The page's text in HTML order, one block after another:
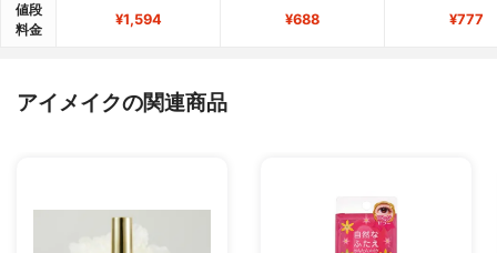
値段
料金
¥1,594 ¥688 ¥777
アイメイクの関連商品